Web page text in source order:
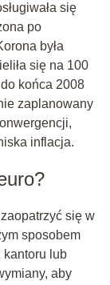
się
po
była
się na 100
końca 2008
zaplanowany
inflacja.
się w
sposobem
kantoru lub
aby